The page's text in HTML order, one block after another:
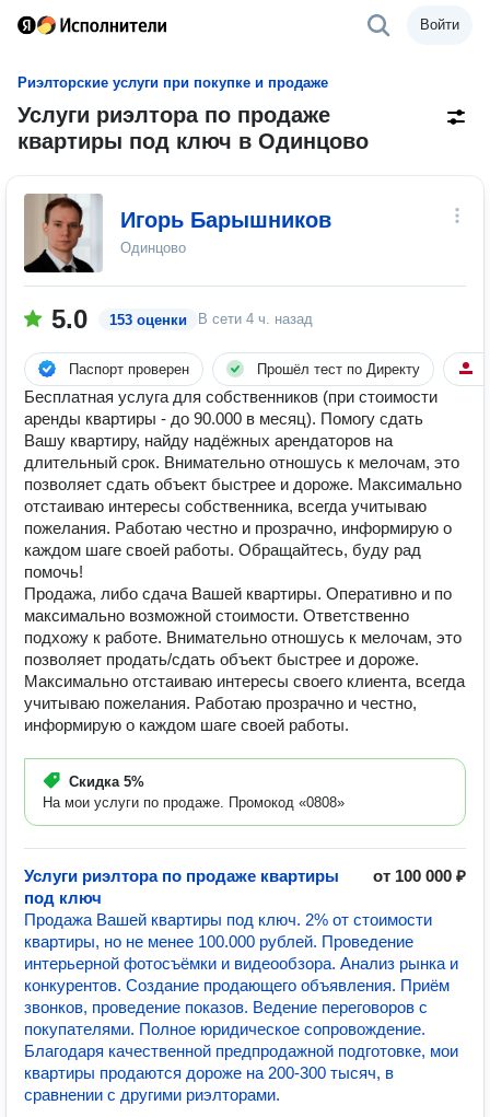
Войти
Риэлторские услуги при покупке и продаже
Услуги риэлтора по продаже
квартиры под ключ в Одинцово
Игорь Барышников
Одинцово
5.0 153 оценки В сети 4 ч. назад
Паспорт проверен Прошёл тест по Директу
Бесплатная услуга для собственников (при стоимости
аренды квартиры - до 90.000 в месяц). Помогу сдать
Вашу квартиру, найду надёжных арендаторов на
длительный срок. Внимательно отношусь к мелочам, это
позволяет сдать объект быстрее и дороже. Максимально
отстаиваю интересы собственника, всегда учитываю
пожелания. Работаю честно и прозрачно, информирую о
каждом шаге своей работы. Обращайтесь, буду рад
помочь!
Продажа, либо сдача Вашей квартиры. Оперативно и по
максимально возможной стоимости. Ответственно
подхожу к работе. Внимательно отношусь к мелочам, это
позволяет продать/сдать объект быстрее и дороже.
Максимально отстаиваю интересы своего клиента, всегда
учитываю пожелания. Работаю прозрачно и честно,
информирую о каждом шаге своей работы.
Скидка 5%
На мои услуги по продаже. Промокод «0808»
Услуги риэлтора по продаже квартиры
под ключ
от 100 000 ₽
Продажа Вашей квартиры под ключ. 2% от стоимости
квартиры, но не менее 100.000 рублей. Проведение
интерьерной фотосъёмки и видеообзора. Анализ рынка и
конкурентов. Создание продающего объявления. Приём
звонков, проведение показов. Ведение переговоров с
покупателями. Полное юридическое сопровождение.
Благодаря качественной предпродажной подготовке, мои
квартиры продаются дороже на 200-300 тысяч, в
сравнении с другими риэлторами.